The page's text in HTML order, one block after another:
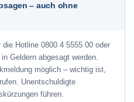
– auch ohne
die Hotline 0800 4 5555 00 oder
Geldern abgesagt werden.
möglich – wichtig ist,
Unentschuldigte
führen.